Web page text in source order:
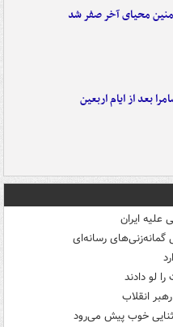
محیای آخر صفر شد
بعد از ایام اربعین
علیه ایران
گمانه‌زنی‌های رسانه‌ای
لو دادند
خوب پیش می‌رود